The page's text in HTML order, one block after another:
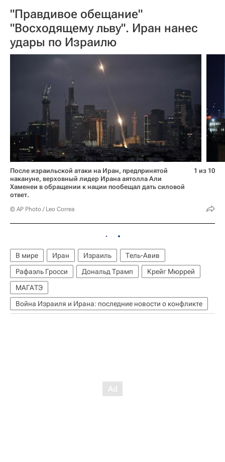
"Правдивое обещание"
"Восходящему льву". Иран нанес
удары по Израилю
После израильской атаки на Иран, предпринятой
накануне, верховный лидер Ирана аятолла Али
Хаменеи в обращении к нации пообещал дать силовой
ответ.
© AP Photo / Leo Correa
1 из 10
В мире Иран Израиль
Тель-Авив
Рафаэль Гросси
Дональд Трамп
Крейг Мюррей
МАГАТЭ
Война Израиля и Ирана: последние новости о конфликте